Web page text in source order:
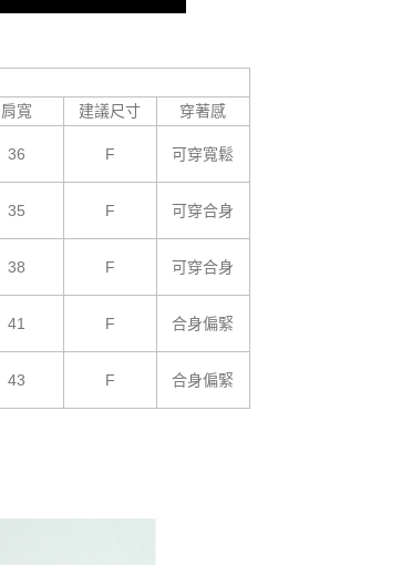
肩寬 建議尺寸 穿著感
36 F 可穿寬鬆
35 F 可穿合身
38 F 可穿合身
41 F 合身偏緊
43 F 合身偏緊